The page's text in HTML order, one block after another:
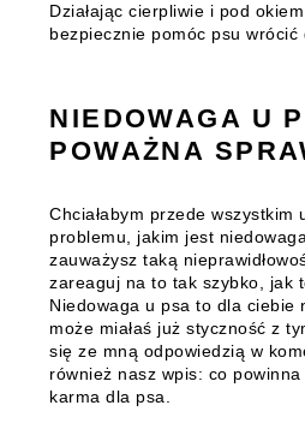
Działając cierpliwie i pod
bezpiecznie pomóc psu wrócić
NIEDOWAGA U
POWAŻNA
Chciałabym przede wszystkim
problemu, jakim jest
zauważysz taką
zareaguj na to tak szybko, jak
Niedowaga u psa to dla ciebie
może miałaś już styczność z
się ze mną odpowiedzią w
również nasz wpis: co
karma dla psa.